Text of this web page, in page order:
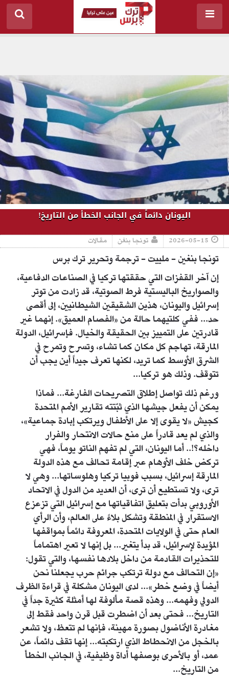
اليونان دائماً في الجانب الخطأ من التاريخ!
2026-05-15 تونجا بنغن مقالات
تونجا بنغين - ملييت - ترجمة وتحرير ترك برس
إن آخر القفزات التي حققتها تركيا في الصناعات الدفاعية،
والصواريخ الباليستية فرط الصوتية، قد زادت من توتر
إسرائيل واليونان، هذين الشقيقين الشيطانيين، إلى أقصى
حد... ففي كلتيهما حالة من «الفصام العميق». إنهما غير
قادرتين على التمييز بين الحقيقة والخيال. فإسرائيل، الدولة
المارقة، تهاجم كل مكان كما تشاء، وتسرح وتمرح في
الشرق الأوسط كما تريد، لكنها تعرف جيداً أين يجب أن
تتوقف. وذلك هو تركيا...
ورغم ذلك تواصل إطلاق التصريحات الفارغة... فماذا
يمكن أن يفعل جيشها الذي ثبّتته تقارير الأمم المتحدة
كجيش «لا يقوى إلا على الأطفال ويرتكب إبادة جماعية»،
والذي لم يعد قادراً على منع حالات الانتحار والفرار
داخله؟!.. أما اليونان، التي لم تفهم الناتو يوماً، فهي
تركض خلف الأوهام عبر إقامة تحالف مع هذه الدولة
المارقة إسرائيل، بسبب فوبيا تركيا وهلوساتها... وهي لا
ترى، ولا تستطيع أن ترى، أن العديد من الدول في الاتحاد
الأوروبي بدأت بتعليق اتفاقياتها مع إسرائيل التي تزعزع
الاستقرار في المنطقة وتشكل بلاءً على العالم، وأن الرأي
العام حتى في الولايات المتحدة، المعروفة دائماً بمواقفها
المؤيدة لإسرائيل، قد بدأ يتغير... بل إنها لا تعير اهتماماً
للتحذيرات القادمة من داخل بلادها نفسها، والتي تقول:
«إن التحالف مع دولة ترتكب جرائم حرب يجعلنا نحن
أيضاً في وضع خطر»... لدى اليونان مشكلة في قراءة الظرف
الدولي وفهمه... وهذه قصة مألوفة لها أمثلة كثيرة جداً في
التاريخ... فحتى بعد أن اضطرت قبل قرن واحد فقط إلى
مغادرة الأناضول بصورة مهينة، فإنها لم تتعظ، ولا تشعر
بالخجل من الانحطاط الذي ارتكبته... إنها تقف دائماً، عن
عمد، أو بالأحرى بوصفها أداة وظيفية، في الجانب الخطأ
من التاريخ...